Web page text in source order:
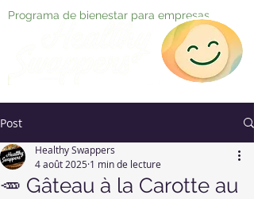
Programa de bienestar para empresas
Post
🥕 Gâteau à la Carotte au
Healthy Swappers
4 août 2025 1 min de lecture